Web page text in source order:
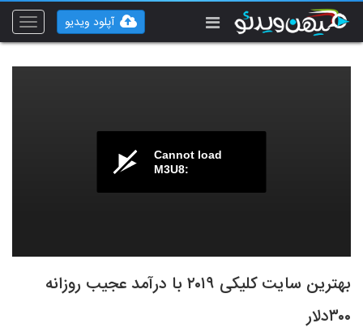
Toggle
آپلود ویدیو
Cannot load
M3U8:
بهترین سایت کلیکی ۲۰۱۹ با درآمد عجیب روزانه
۳۰۰دلار